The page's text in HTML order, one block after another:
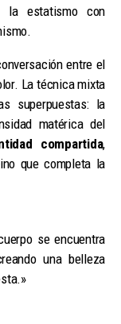
la estatismo con
entre el
La técnica mixta
superpuestas: la
matérica del
compartida,
que completa la
se encuentra
una belleza